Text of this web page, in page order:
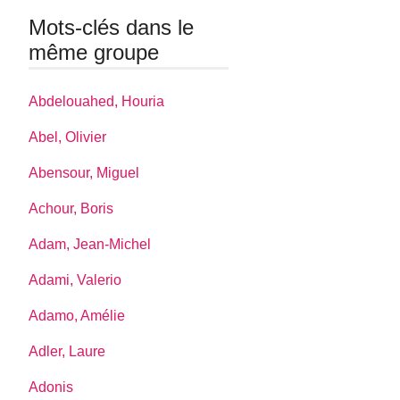
Mots-clés dans le
même groupe
Abdelouahed, Houria
Abel, Olivier
Abensour, Miguel
Achour, Boris
Adam, Jean-Michel
Adami, Valerio
Adamo, Amélie
Adler, Laure
Adonis